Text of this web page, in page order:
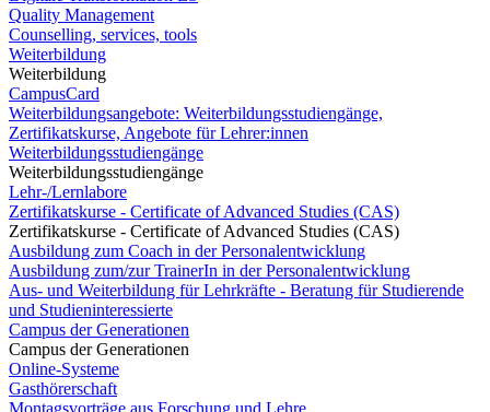
Quality Management
Counselling, services, tools
Weiterbildung
Weiterbildung
CampusCard
Weiterbildungsangebote: Weiterbildungsstudiengänge,
Zertifikatskurse, Angebote für Lehrer:innen
Weiterbildungsstudiengänge
Weiterbildungsstudiengänge
Lehr-/Lernlabore
Zertifikatskurse - Certificate of Advanced Studies (CAS)
Zertifikatskurse - Certificate of Advanced Studies (CAS)
Ausbildung zum Coach in der Personalentwicklung
Ausbildung zum/zur TrainerIn in der Personalentwicklung
Aus- und Weiterbildung für Lehrkräfte - Beratung für Studierende
und Studieninteressierte
Campus der Generationen
Campus der Generationen
Online-Systeme
Gasthörerschaft
Montagsvorträge aus Forschung und Lehre